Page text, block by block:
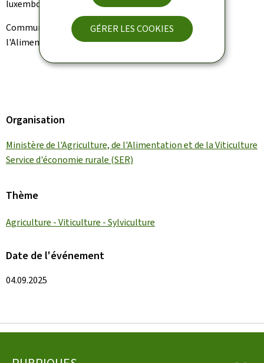
GÉRER LES COOKIES
luxembourgeois.
Communiqué par le ministère del'Agriculture
, de
l'Alimentation et de la Viticulture
Organisation
Ministère de l'Agriculture, de l'Alimentation et de la Viticulture
Service d'économie rurale (SER)
Thème
Agriculture - Viticulture - Sylviculture
Date de l'événement
04.09.2025